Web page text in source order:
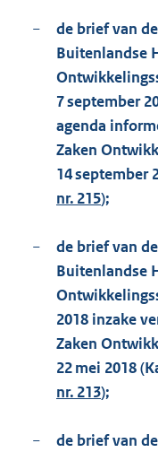
−
de brief van
Buitenlandse
7 september
agenda
Zaken
14 september
nr. 215);
−
de brief van
Buitenlandse
2018 inzake
Zaken
22 mei 2018
nr. 213);
−
de brief van